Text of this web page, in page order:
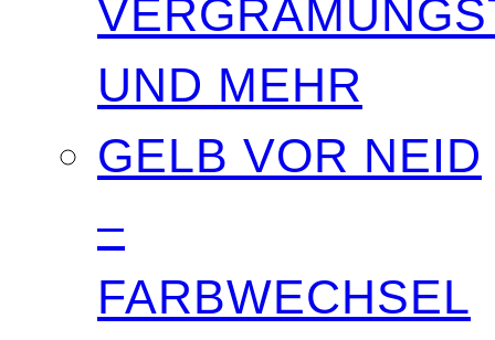
UND MEHR
GELB VOR NEID
–
FARBWECHSEL